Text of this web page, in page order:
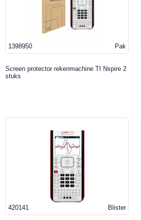
Pak
1398950
Screen protector rekenmachine TI Nspire 2
stuks
Blister
420141